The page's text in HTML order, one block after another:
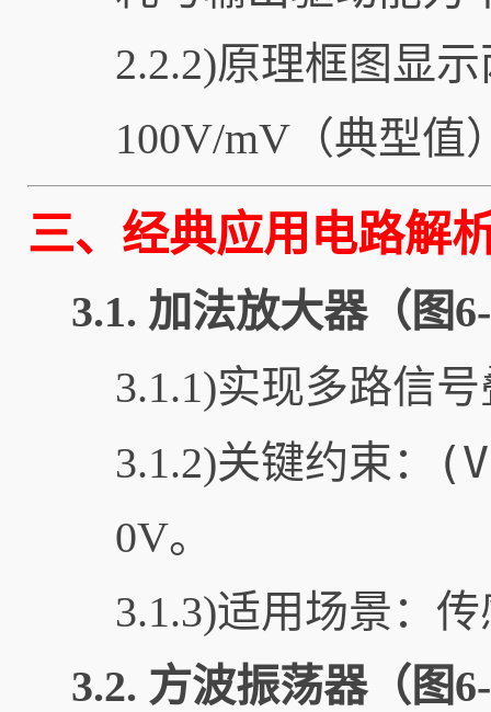
2.2.2)原理框图显
100V/mV（典型值
三、经典应用电路解
3.1. 加法放大器（图
3.1.1)实现多路信
3.1.2)关键约束：
0V。
3.1.3)适用场景：
3.2. 方波振荡器（图